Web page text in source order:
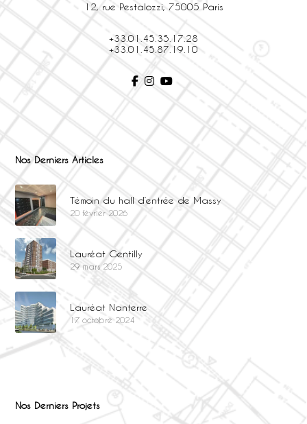
12, rue Pestalozzi, 75005 Paris
+33.01.45.35.17.28
+33.01.45.87.19.10
Nos Derniers Articles
Témoin du hall d’entrée de Massy
20 février 2026
Lauréat Gentilly
29 mars 2025
Lauréat Nanterre
17 octobre 2024
Nos Derniers Projets